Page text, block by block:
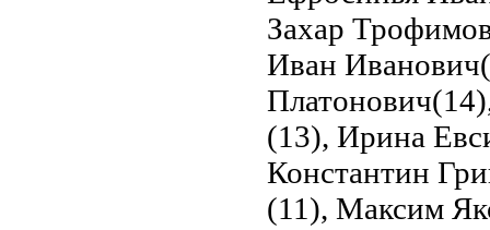
Захар
Иван
(13), Ирина
Константин
(11), Максим